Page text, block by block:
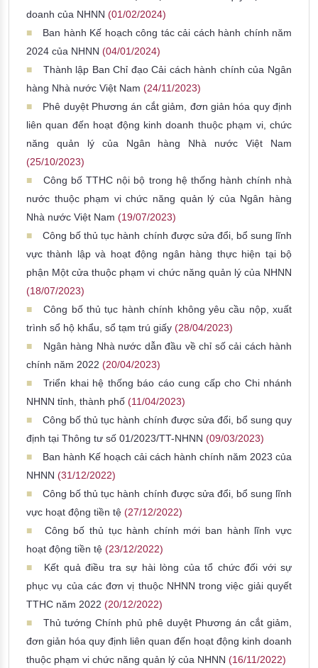
doanh của NHNN (01/02/2024)
Ban hành Kế hoạch công tác cải cách hành chính năm
2024 của NHNN (04/01/2024)
Thành lập Ban Chỉ đạo Cải cách hành chính của Ngân
hàng Nhà nước Việt Nam (24/11/2023)
Phê duyệt Phương án cắt giảm, đơn giản hóa quy định
liên quan đến hoạt động kinh doanh thuộc phạm vi, chức
năng quản lý của Ngân hàng Nhà nước Việt Nam
(25/10/2023)
Công bố TTHC nội bộ trong hệ thống hành chính nhà
nước thuộc phạm vi chức năng quản lý của Ngân hàng
Nhà nước Việt Nam (19/07/2023)
Công bố thủ tục hành chính được sửa đổi, bổ sung lĩnh
vực thành lập và hoạt động ngân hàng thực hiện tại bộ
phận Một cửa thuộc phạm vi chức năng quản lý của NHNN
(18/07/2023)
Công bố thủ tục hành chính không yêu cầu nộp, xuất
trình sổ hộ khẩu, sổ tạm trú giấy (28/04/2023)
Ngân hàng Nhà nước dẫn đầu về chỉ số cải cách hành
chính năm 2022 (20/04/2023)
Triển khai hệ thống báo cáo cung cấp cho Chi nhánh
NHNN tỉnh, thành phố (11/04/2023)
Công bố thủ tục hành chính được sửa đổi, bổ sung quy
định tại Thông tư số 01/2023/TT-NHNN (09/03/2023)
Ban hành Kế hoạch cải cách hành chính năm 2023 của
NHNN (31/12/2022)
Công bố thủ tục hành chính được sửa đổi, bổ sung lĩnh
vực hoạt động tiền tệ (27/12/2022)
Công bố thủ tục hành chính mới ban hành lĩnh vực
hoạt động tiền tệ (23/12/2022)
Kết quả điều tra sự hài lòng của tổ chức đối với sự
phục vụ của các đơn vị thuộc NHNN trong việc giải quyết
TTHC năm 2022 (20/12/2022)
Thủ tướng Chính phủ phê duyệt Phương án cắt giảm,
đơn giản hóa quy định liên quan đến hoạt động kinh doanh
thuộc phạm vi chức năng quản lý của NHNN (16/11/2022)